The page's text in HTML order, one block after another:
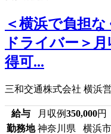
＜横浜で負担
ドライバー＞
得可...
三和交通株式会社 横浜
給与 月収例350,000円
勤務地 神奈川県 横浜市